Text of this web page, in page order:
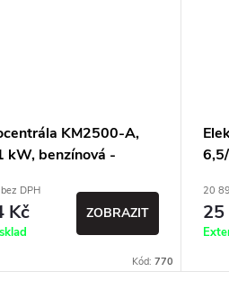
KM2500-A,
kW, benzínová -
DPH
Kč ZOBRAZIT
Kód: 770
20
25